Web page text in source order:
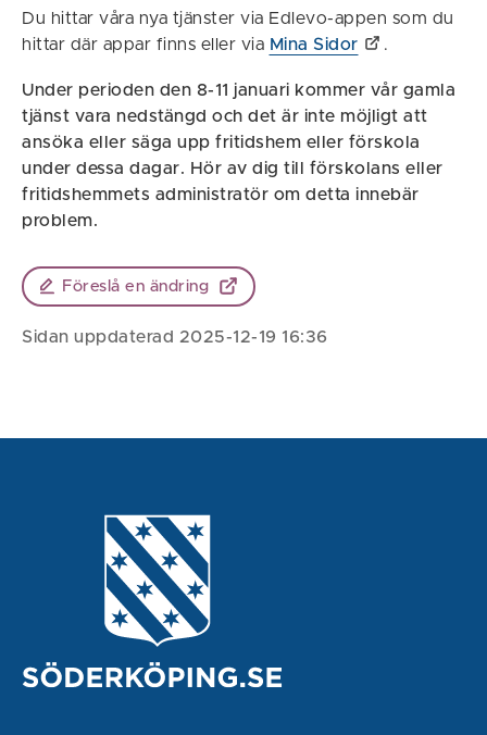
Du hittar våra nya tjänster via Edlevo-appen som du
hittar där appar finns eller via Mina Sidor .
Under perioden den 8-11 januari kommer vår gamla
tjänst vara nedstängd och det är inte möjligt att
ansöka eller säga upp fritidshem eller förskola
under dessa dagar. Hör av dig till förskolans eller
fritidshemmets administratör om detta innebär
problem.
Föreslå en ändring
Sidan uppdaterad 2025-12-19 16:36